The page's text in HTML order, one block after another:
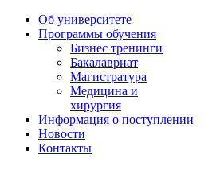
Об университете
Программы обучения
Бизнес тренинги
Бакалавриат
Магистратура
Медицина и
хирургия
Информация о поступлении
Новости
Контакты